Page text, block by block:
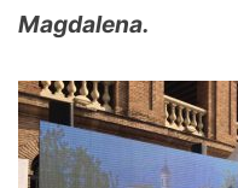
Magdalena.